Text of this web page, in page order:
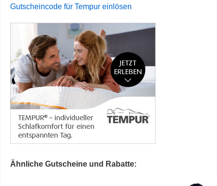
Gutscheincode für Tempur einlösen
Ähnliche Gutscheine und Rabatte: